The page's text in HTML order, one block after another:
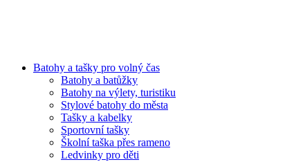
Batohy a tašky pro volný čas
Batohy a batůžky
Batohy na výlety, turistiku
Stylové batohy do města
Tašky a kabelky
Sportovní tašky
Školní taška přes rameno
Ledvinky pro děti